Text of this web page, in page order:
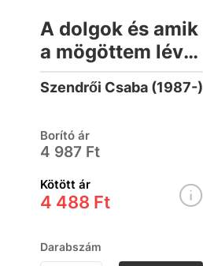
A dolgok és amik
a mögöttem lévő
dolgok mögött
vannak
Szendrői Csaba (1987-)
Borító ár
4 987 Ft
Kötött ár
4 488 Ft
Darabszám